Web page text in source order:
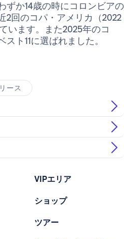
ずか14歳の時にコロンビアの
2回のコパ・アメリカ（2022
います。また2025年のコ
ト11に選ばれました。
ース
VIPエリア
ショップ
ツアー